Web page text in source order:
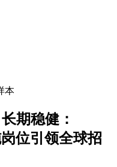
本
期稳健：
位引领全球招